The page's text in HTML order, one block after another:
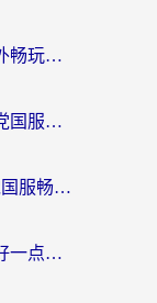
国外玩英雄联盟延迟高？这份海外畅玩国服游戏的加速器终极指南帮你搞定
国外可不可以打王牌战士？海外党国服游戏加速终极指南（附3款热门游戏实测）
在欧洲能玩剑网3吗手游？海外党国服畅玩终极攻略（附三大热门游戏解决方案）
在国外玩卡拉彼丘用什么加速器好一点？海外党亲测有效的国服游戏加速指南